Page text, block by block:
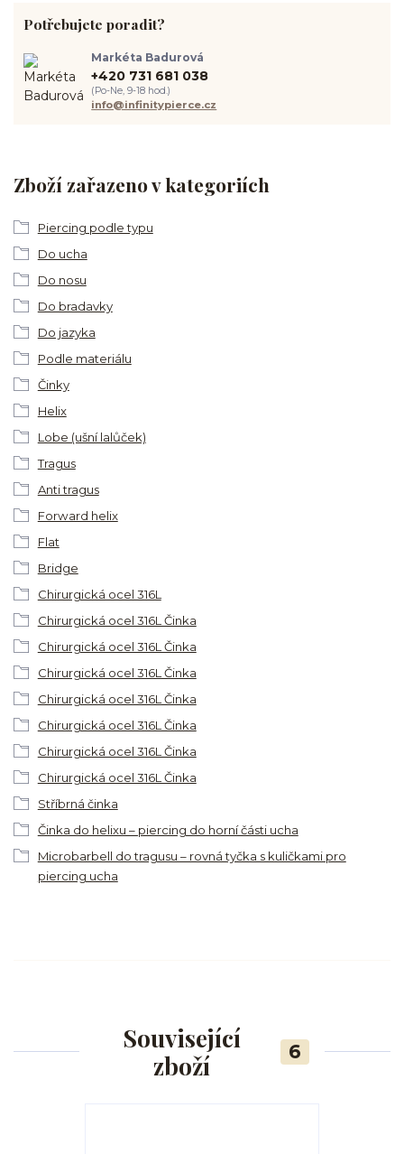
Zboží zařazeno v kategoriích
Piercing podle typu
Do ucha
Do nosu
Do bradavky
Do jazyka
Podle materiálu
Činky
Helix
Lobe (ušní lalůček)
Tragus
Anti tragus
Forward helix
Flat
Bridge
Chirurgická ocel 316L
Chirurgická ocel 316L Činka
Chirurgická ocel 316L Činka
Chirurgická ocel 316L Činka
Chirurgická ocel 316L Činka
Chirurgická ocel 316L Činka
Chirurgická ocel 316L Činka
Chirurgická ocel 316L Činka
Stříbrná činka
Činka do helixu – piercing do horní části ucha
Microbarbell do tragusu – rovná tyčka s kuličkami pro
piercing ucha
Potřebujete poradit?
Markéta Badurová
+420 731 681 038
(Po-Ne, 9-18 hod.)
info@infinitypierce.cz
Související
zboží
6